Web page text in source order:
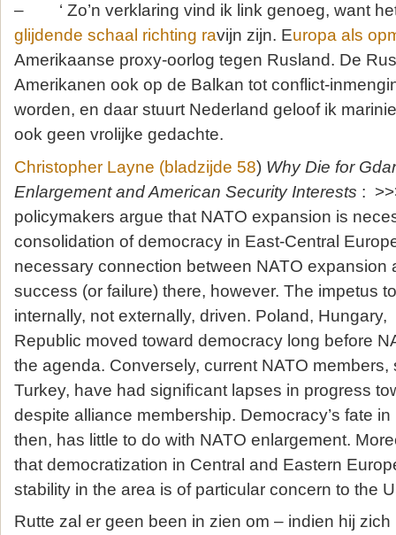
– ‘ Zo’n verklaring vind ik link genoeg, want
glijdende schaal richting ravijn zijn. Europa als
Amerikaanse proxy-oorlog tegen Rusland. De
Amerikanen ook op de Balkan tot conflict-
worden, en daar stuurt Nederland geloof ik
ook geen vrolijke gedachte.
Christopher Layne (bladzijde 58) Why Die for
Enlargement and American Security Interests :
policymakers argue that NATO expansion is
consolidation of democracy in East-Central
necessary connection between NATO expansion
success (or failure) there, however. The impetus
internally, not externally, driven. Poland,
Republic moved toward democracy long before
the agenda. Conversely, current NATO
Turkey, have had signiﬁcant lapses in progress
despite alliance membership. Democracy’s fate
then, has little to do with NATO enlargement.
that democratization in Central and Eastern
stability in the area is of particular concern to the
Rutte zal er geen been in zien om – indien hij